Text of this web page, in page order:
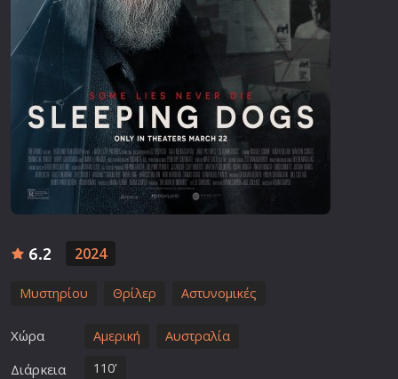
6.2 2024
Μυστηρίου Θρίλερ Αστυνομικές
Χώρα Αμερική Αυστραλία
Διάρκεια 110'